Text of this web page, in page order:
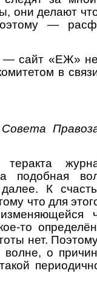
они делают
—
— сайт «ЕЖ»
в
Совета
подобная
далее. К
что для
то
нет.
волне, о